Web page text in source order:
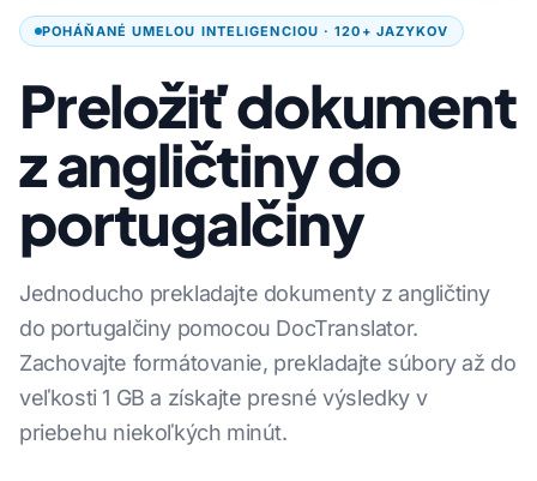
POHÁŇANÉ UMELOU INTELIGENCIOU · 120+ JAZYKOV
Preložiť dokument
z angličtiny do
portugalčiny
Jednoducho prekladajte dokumenty z angličtiny
do portugalčiny pomocou DocTranslator.
Zachovajte formátovanie, prekladajte súbory až do
veľkosti 1 GB a získajte presné výsledky v
priebehu niekoľkých minút.